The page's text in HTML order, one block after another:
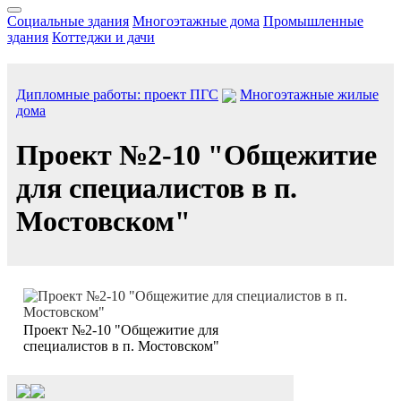
Социальные здания Многоэтажные дома Промышленные
здания Коттеджи и дачи
Дипломные работы: проект ПГС
Многоэтажные жилые
дома
Проект №2-10 "Общежитие
для специалистов в п.
Мостовском"
Проект №2-10 "Общежитие для
специалистов в п. Мостовском"